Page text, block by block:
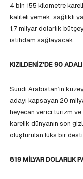
4 bin 155 kilometre
kaliteli yemek, sağlıklı
1,7 milyar dolarlık
istihdam sağlayacak.
KIZILDENİZ’DE 90
Suudi Arabistan’ın
adayı kapsayan 20
heyecan verici turizm
karelik dünyanın son
oluşturulan lüks bir
819 MİLYAR DOLARLIK